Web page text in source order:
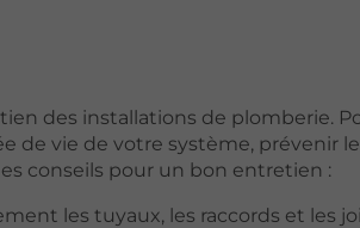
des installations de plomberie.
vie de votre système, prévenir
conseils pour un bon entretien :
les tuyaux, les raccords et les